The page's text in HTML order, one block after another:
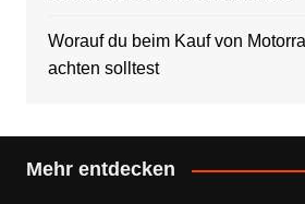
Worauf du beim Kauf von
achten solltest
Mehr entdecken